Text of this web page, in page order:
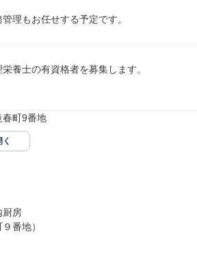
理もお任せする予定です。
養士の有資格者を募集します。
春町9番地
厨房
番地）